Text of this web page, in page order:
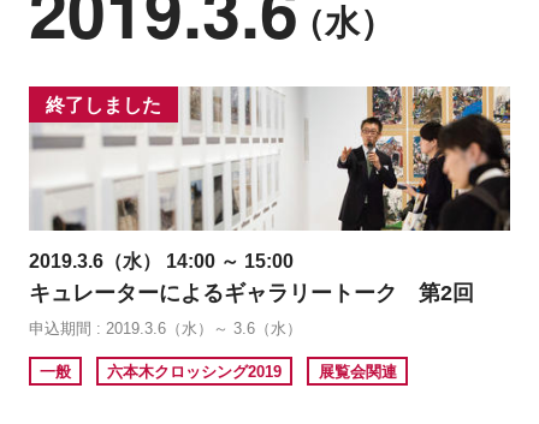
（水）
終了しました
2019.3.6（水） 14:00 ～ 15:00
キュレーターによるギャラリートーク 第2回
申込期間 : 2019.3.6（水）～ 3.6（水）
一般 六本木クロッシング2019 展覧会関連